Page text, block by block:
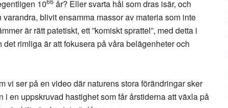
10
år? Eller svarta hål som dras isär, och
blivit ensamma massor av materia som inte
är rätt patetiskt, ett ”komiskt sprattel”, med detta i
rimliga är att fokusera på våra belägenheter och
vi ser på en video där naturens stora förändringar sker
i en uppskruvad hastighet som får årstiderna att växla på